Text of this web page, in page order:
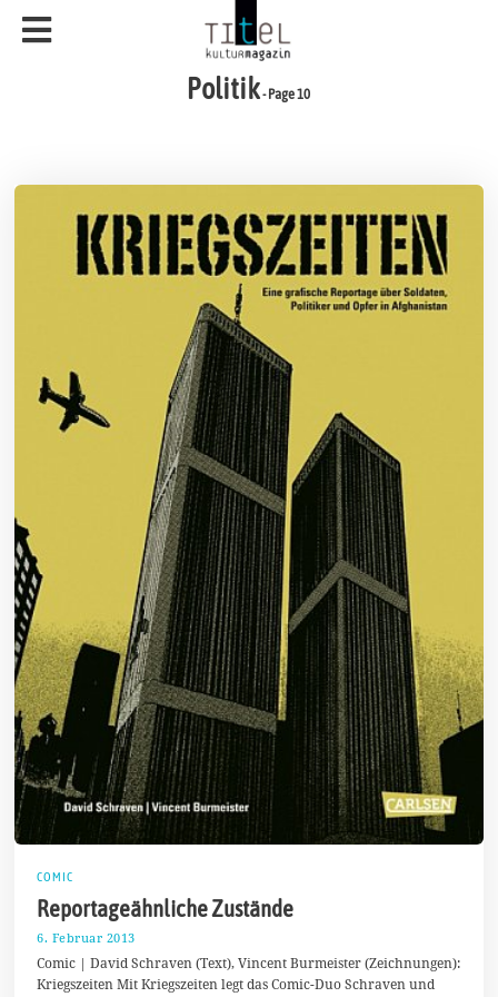
Politik- Page 10
COMIC
Reportageähnliche Zustände
6. Februar 2013
.
J
Comic | David Schraven (Text), Vincent Burmeister (Zeichnungen):
Kriegszeiten Mit Kriegszeiten legt das Comic-Duo Schraven und